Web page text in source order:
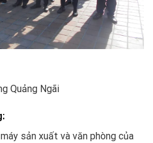
Quảng Ngãi
sản xuất và văn phòng của